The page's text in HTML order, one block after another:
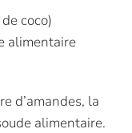
coco)
alimentaire
d’amandes, la
alimentaire.